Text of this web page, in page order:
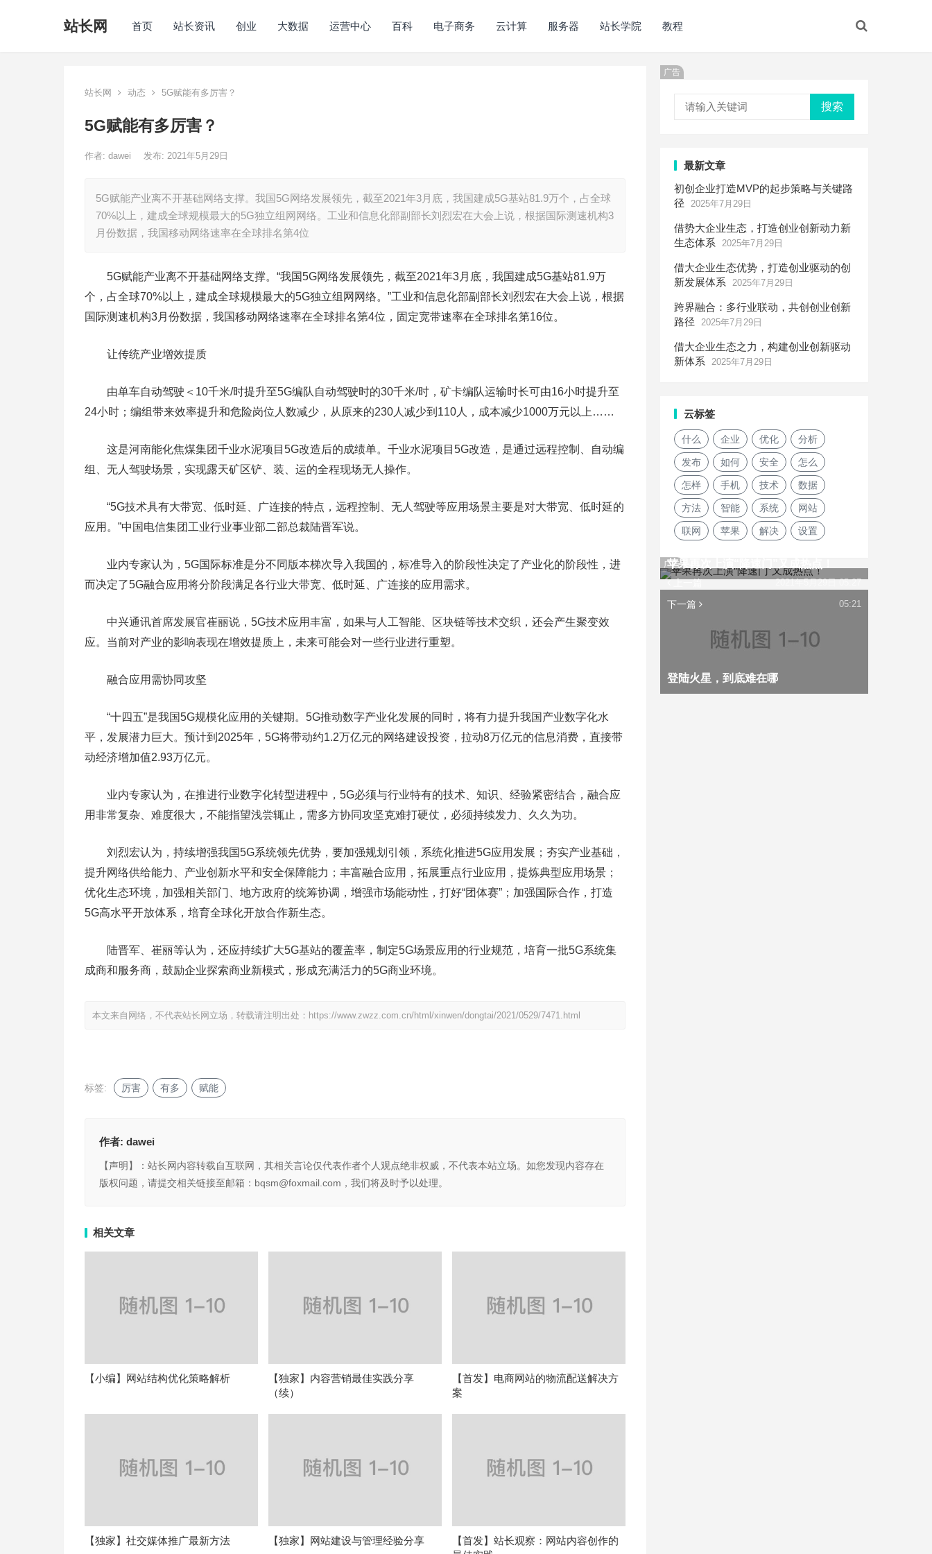
站长网 首页 站长资讯 创业 大数据 运营中心 百科 电子商务 云计算 服务器 站长学院 教程
站长网 动态 5G赋能有多厉害？
5G赋能有多厉害？
作者: dawei 发布: 2021年5月29日
5G赋能产业离不开基础网络支撑。我国5G网络发展领先，截至2021年3月底，我国建成5G基站81.9万个，占全球
70%以上，建成全球规模最大的5G独立组网网络。工业和信息化部副部长刘烈宏在大会上说，根据国际测速机构3
月份数据，我国移动网络速率在全球排名第4位
5G赋能产业离不开基础网络支撑。“我国5G网络发展领先，截至2021年3月底，我国建成5G基站81.9万
个，占全球70%以上，建成全球规模最大的5G独立组网网络。”工业和信息化部副部长刘烈宏在大会上说，根据
国际测速机构3月份数据，我国移动网络速率在全球排名第4位，固定宽带速率在全球排名第16位。
让传统产业增效提质
由单车自动驾驶＜10千米/时提升至5G编队自动驾驶时的30千米/时，矿卡编队运输时长可由16小时提升至
24小时；编组带来效率提升和危险岗位人数减少，从原来的230人减少到110人，成本减少1000万元以上……
这是河南能化焦煤集团千业水泥项目5G改造后的成绩单。千业水泥项目5G改造，是通过远程控制、自动编
组、无人驾驶场景，实现露天矿区铲、装、运的全程现场无人操作。
“5G技术具有大带宽、低时延、广连接的特点，远程控制、无人驾驶等应用场景主要是对大带宽、低时延的
应用。”中国电信集团工业行业事业部二部总裁陆晋军说。
业内专家认为，5G国际标准是分不同版本梯次导入我国的，标准导入的阶段性决定了产业化的阶段性，进
而决定了5G融合应用将分阶段满足各行业大带宽、低时延、广连接的应用需求。
中兴通讯首席发展官崔丽说，5G技术应用丰富，如果与人工智能、区块链等技术交织，还会产生聚变效
应。当前对产业的影响表现在增效提质上，未来可能会对一些行业进行重塑。
融合应用需协同攻坚
“十四五”是我国5G规模化应用的关键期。5G推动数字产业化发展的同时，将有力提升我国产业数字化水
平，发展潜力巨大。预计到2025年，5G将带动约1.2万亿元的网络建设投资，拉动8万亿元的信息消费，直接带
动经济增加值2.93万亿元。
业内专家认为，在推进行业数字化转型进程中，5G必须与行业特有的技术、知识、经验紧密结合，融合应
用非常复杂、难度很大，不能指望浅尝辄止，需多方协同攻坚克难打硬仗，必须持续发力、久久为功。
刘烈宏认为，持续增强我国5G系统领先优势，要加强规划引领，系统化推进5G应用发展；夯实产业基础，
提升网络供给能力、产业创新水平和安全保障能力；丰富融合应用，拓展重点行业应用，提炼典型应用场景；
优化生态环境，加强相关部门、地方政府的统筹协调，增强市场能动性，打好“团体赛”；加强国际合作，打造
5G高水平开放体系，培育全球化开放合作新生态。
陆晋军、崔丽等认为，还应持续扩大5G基站的覆盖率，制定5G场景应用的行业规范，培育一批5G系统集
成商和服务商，鼓励企业探索商业新模式，形成充满活力的5G商业环境。
本文来自网络，不代表站长网立场，转载请注明出处： https://www.zwzz.com.cn/html/xinwen/dongtai/2021/0529/7471.html
标签: 厉害 有多 赋能
作者: dawei
【声明】：站长网内容转载自互联网，其相关言论仅代表作者个人观点绝非权威，不代表本站立场。如您发现内容存在
版权问题，请提交相关链接至邮箱：bqsm@foxmail.com，我们将及时予以处理。
相关文章
【小编】网站结构优化策略解析
【独家】内容营销最佳实践分享
（续）
【首发】电商网站的物流配送解决方
案
【独家】社交媒体推广最新方法 【独家】网站建设与管理经验分享
【首发】站长观察：网站内容创作的
广告
搜索
最新文章
初创企业打造MVP的起步策略与关键路
径
2025年7月29日
借势大企业生态，打造创业创新动力新
生态体系
2025年7月29日
借大企业生态优势，打造创业驱动的创
新发展体系
2025年7月29日
跨界融合：多行业联动，共创创业创新
路径
2025年7月29日
借大企业生态之力，构建创业创新驱动
新体系
2025年7月29日
云标签
什么 企业 优化 分析
发布 如何 安全 怎么
怎样 手机 技术 数据
方法 智能 系统 网站
联网 苹果 解决 设置
广告
上一篇
苹果再次上演“降速门”又成热点！
2021年5月29日 05:27
下一篇
登陆火星，到底难在哪
05:21